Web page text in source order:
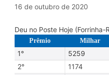
16 de outubro de 2020
Deu no Poste Hoje
Prêmio Milhar
1° 5259
2°
1174